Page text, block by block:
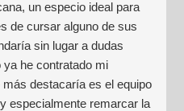
un especio ideal para
de cursar alguno de sus
sin lugar a dudas
he contratado mi
destacaría es el equipo
especialmente remarcar la